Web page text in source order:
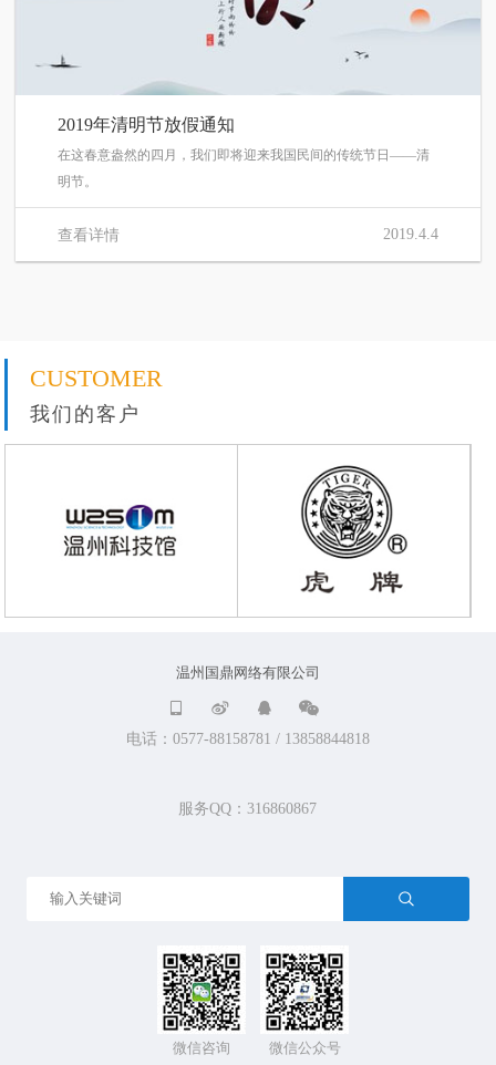
2019年清明节放假通知
在这春意盎然的四月，我们即将迎来我国民间的传统节日——清
明节。
查看详情 2019.4.4
CUSTOMER
我们的客户
温州国鼎网络有限公司
   
电话：0577-88158781 / 13858844818
服务QQ：316860867
微信咨询 微信公众号